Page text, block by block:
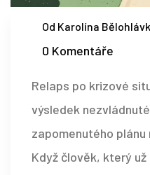
Od Karolína
0 Komentáře
Relaps po krizové
výsledek
zapomenutého
Když člověk, který